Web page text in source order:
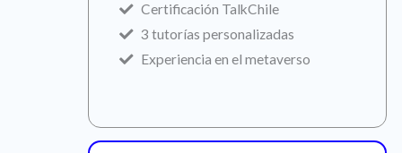
Certificación TalkChile
3 tutorías personalizadas
Experiencia en el metaverso